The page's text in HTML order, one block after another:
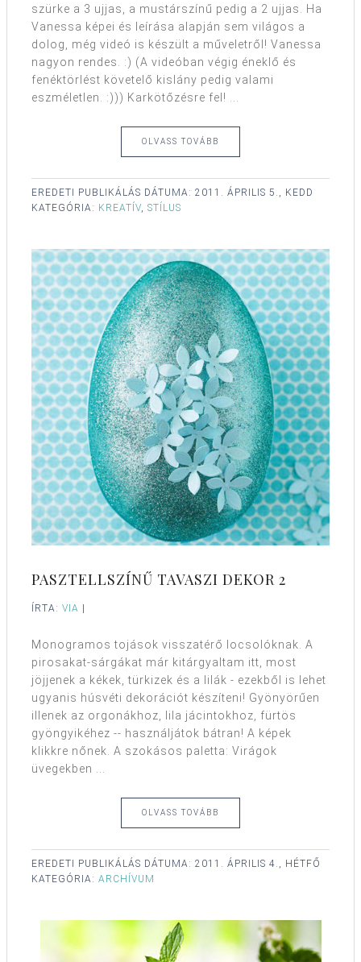
szürke a 3 ujjas, a mustárszínű pedig a 2 ujjas. Ha
Vanessa képei és leírása alapján sem világos a
dolog, még videó is készült a műveletről! Vanessa
nagyon rendes. :) (A videóban végig éneklő és
fenéktörlést követelő kislány pedig valami
eszméletlen. :))) Karkötőzésre fel! ...
OLVASS TOVÁBB
EREDETI PUBLIKÁLÁS DÁTUMA: 2011. ÁPRILIS 5., KEDD
KATEGÓRIA: KREATÍV STÍLUS
PASZTELLSZÍNŰ TAVASZI DEKOR 2
ÍRTA: VIA |
Monogramos tojások visszatérő locsolóknak. A
pirosakat-sárgákat már kitárgyaltam itt, most
jöjjenek a kékek, türkizek és a lilák - ezekből is lehet
ugyanis húsvéti dekorációt készíteni! Gyönyörűen
illenek az orgonákhoz, lila jácintokhoz, fürtös
gyöngyikéhez -- használjátok bátran! A képek
klikkre nőnek. A szokásos paletta: Virágok
üvegekben ...
OLVASS TOVÁBB
EREDETI PUBLIKÁLÁS DÁTUMA: 2011. ÁPRILIS 4., HÉTFŐ
KATEGÓRIA: ARCHÍVUM